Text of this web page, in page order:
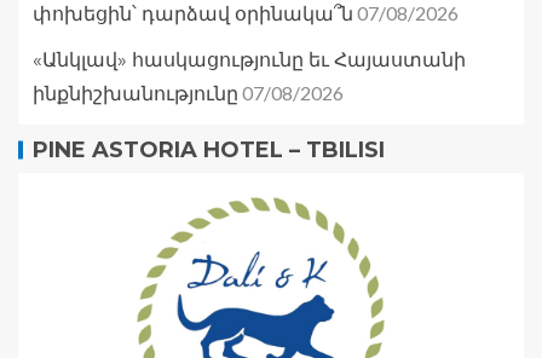
փոխեցին՝ դարձավ օրինակա՞ն 07/08/2026
«Անկլավ» հասկացությունը եւ Հայաստանի
ինքնիշխանությունը 07/08/2026
PINE ASTORIA HOTEL – TBILISI